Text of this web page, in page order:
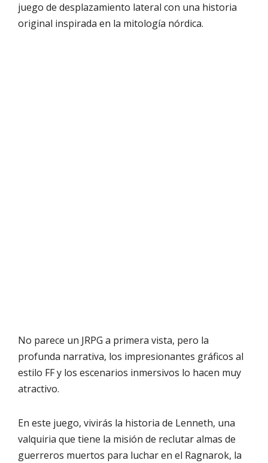
juego de desplazamiento lateral con una historia
original inspirada en la mitología nórdica.
No parece un JRPG a primera vista, pero la
profunda narrativa, los impresionantes gráficos al
estilo FF y los escenarios inmersivos lo hacen muy
atractivo.
En este juego, vivirás la historia de Lenneth, una
valquiria que tiene la misión de reclutar almas de
guerreros muertos para luchar en el Ragnarok, la